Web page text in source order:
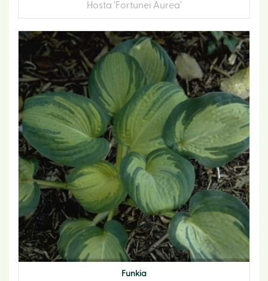
Hosta 'Fortunei Aurea'
Funkia